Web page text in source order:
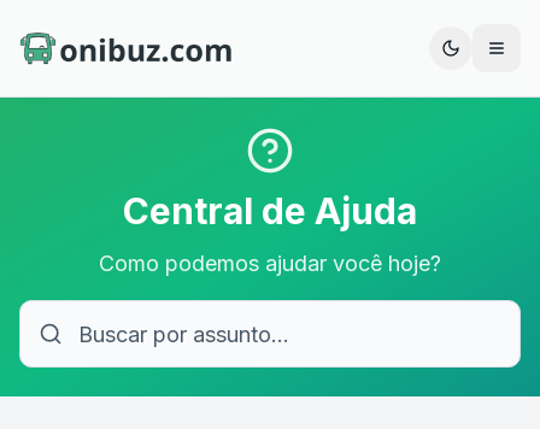
Abrir
Central de Ajuda
Como podemos ajudar você hoje?